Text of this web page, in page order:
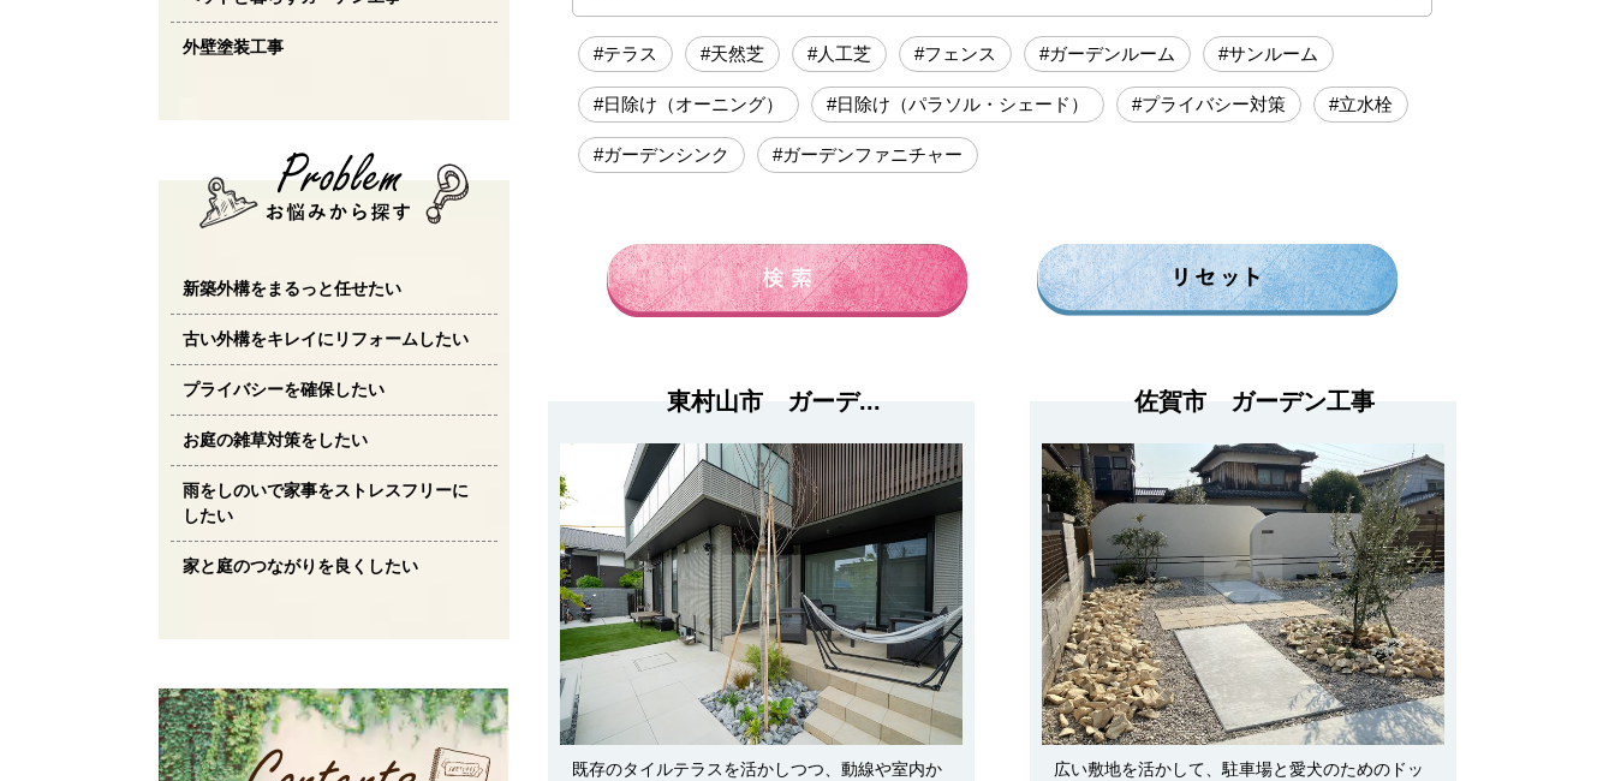
250万円前後 300万円前後 500万円～
#テラス #天然芝 #人工芝 #フェンス #ガーデンルーム #サンルーム
#日除け（オーニング） #日除け（パラソル・シェード） #プライバシー対策 #立水栓
#ガーデンシンク #ガーデンファニチャー
東村山市 ガーデ...
既存のタイルテラスを活かしつつ、動線や室内か
佐賀市 ガーデン工事
広い敷地を活かして、駐車場と愛犬のためのドッ
外壁塗装工事
新築外構をまるっと任せたい
古い外構をキレイにリフォームしたい
プライバシーを確保したい
お庭の雑草対策をしたい
雨をしのいで家事をストレスフリーに
したい
家と庭のつながりを良くしたい